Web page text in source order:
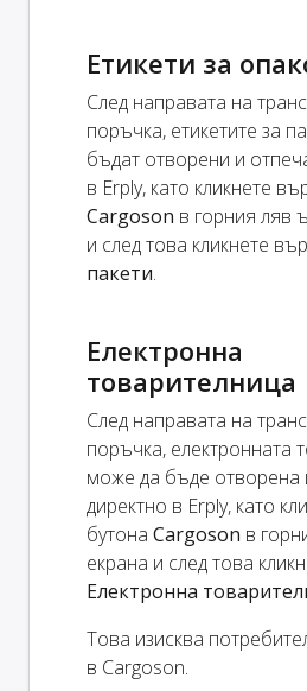
Етикети за
След направата на
поръчка, етикетите за
бъдат отворени и
в Erply, като кликнете
Cargoson в горния ляв
и след това кликнете
пакети.
Електронна
товарителница
След направата на
поръчка, електронната
може да бъде отворена
директно в Erply, като
бутона Cargoson в
екрана и след това
Електронна
Това изисква
в Cargoson.